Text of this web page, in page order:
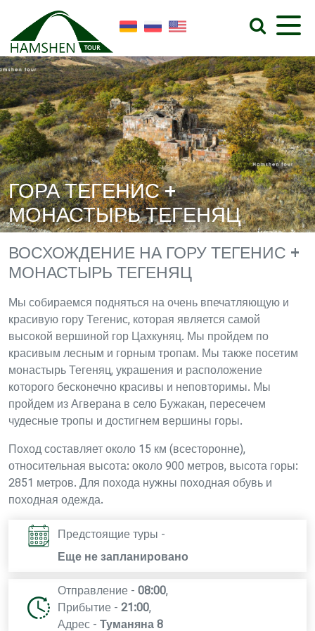
ГОРА ТЕГЕНИС +
МОНАСТЫРЬ ТЕГЕНЯЦ
ВОСХОЖДЕНИЕ НА ГОРУ ТЕГЕНИС +
МОНАСТЫРЬ ТЕГЕНЯЦ
Мы собираемся подняться на очень впечатляющую и
красивую гору Тегенис, которая является самой
высокой вершиной гор Цахкуняц. Мы пройдем по
красивым лесным и горным тропам. Мы также посетим
монастырь Тегеняц, украшения и расположение
которого бесконечно красивы и неповторимы. Мы
пройдем из Агверана в село Бужакан, пересечем
чудесные тропы и достигнем вершины горы.
Поход составляет около 15 км (всесторонне),
относительная высота: около 900 метров, высота горы:
2851 метров. Для похода нужны походная обувь и
походная одежда.
Предстоящие туры -
Еще не запланировано
Отправление - 08:00,
Прибытие - 21:00,
Адрес - Туманяна 8